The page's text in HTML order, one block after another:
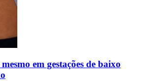
em gestações de baixo